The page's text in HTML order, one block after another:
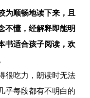
为顺畅地读下来，且
不懂，经解释即能明
书适合孩子阅读，欢
很吃力，朗读时无法
乎每段都有不明白的